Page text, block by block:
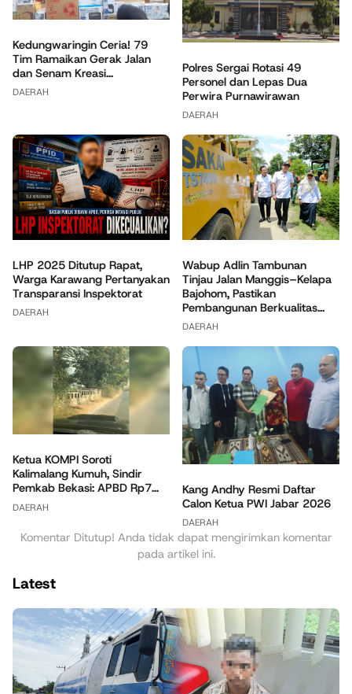
Kedungwaringin Ceria! 79
Tim Ramaikan Gerak Jalan
dan Senam Kreasi...
DAERAH
Polres Sergai Rotasi 49
Personel dan Lepas Dua
Perwira Purnawirawan
DAERAH
LHP 2025 Ditutup Rapat,
Warga Karawang Pertanyakan
Transparansi Inspektorat
DAERAH
Wabup Adlin Tambunan
Tinjau Jalan Manggis–Kelapa
Bajohom, Pastikan
Pembangunan Berkualitas...
DAERAH
Ketua KOMPI Soroti
Kalimalang Kumuh, Sindir
Pemkab Bekasi: APBD Rp7...
DAERAH
Kang Andhy Resmi Daftar
Calon Ketua PWI Jabar 2026
DAERAH
Komentar Ditutup! Anda tidak dapat mengirimkan komentar
pada artikel ini.
Latest